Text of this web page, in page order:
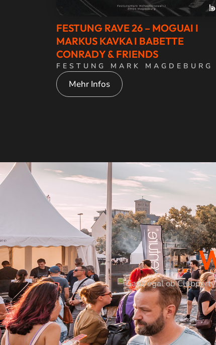
FESTUNG RAVE 26 – MOGUAI I
MARKUS KAVKA I BABETTE
CONRADY & FRIENDS
FESTUNG MARK MAGDEBURG
Mehr Infos
Ganz egal ob